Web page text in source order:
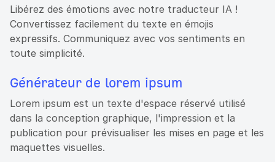
Libérez des émotions avec notre traducteur IA !
Convertissez facilement du texte en émojis
expressifs. Communiquez avec vos sentiments en
toute simplicité.
Générateur de lorem ipsum
Lorem ipsum est un texte d'espace réservé utilisé
dans la conception graphique, l'impression et la
publication pour prévisualiser les mises en page et les
maquettes visuelles.